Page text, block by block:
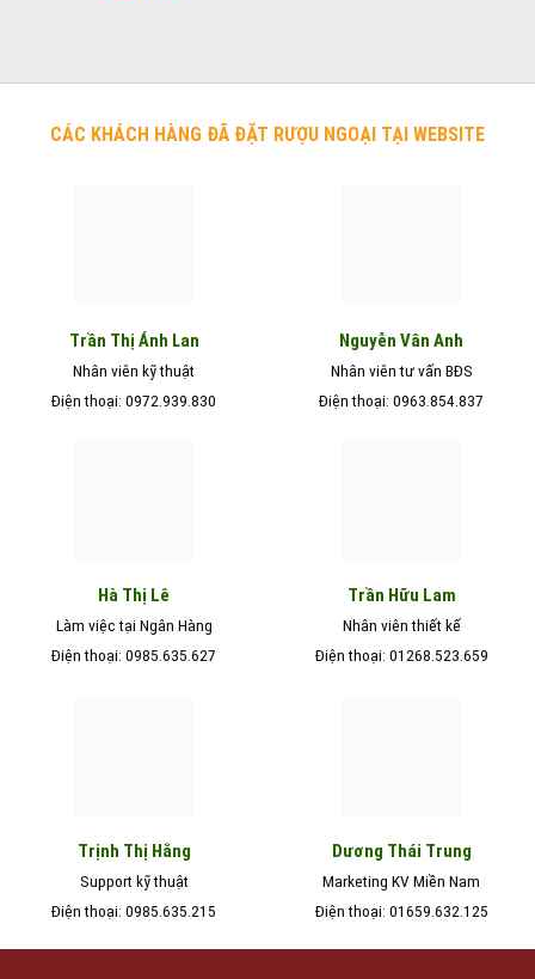
CÁC KHÁCH HÀNG ĐÃ ĐẶT RƯỢU NGOẠI TẠI WEBSITE
Trần Thị Ánh Lan
Nhân viên kỹ thuật
Điện thoại: 0972.939.830
Nguyễn Vân Anh
Nhân viên tư vấn BĐS
Điện thoại: 0963.854.837
Hà Thị Lê
Làm việc tại Ngân Hàng
Điện thoại: 0985.635.627
Trần Hữu Lam
Nhân viên thiết kế
Điện thoại: 01268.523.659
Trịnh Thị Hằng
Support kỹ thuật
Điện thoại: 0985.635.215
Dương Thái Trung
Marketing KV Miền Nam
Điện thoại: 01659.632.125